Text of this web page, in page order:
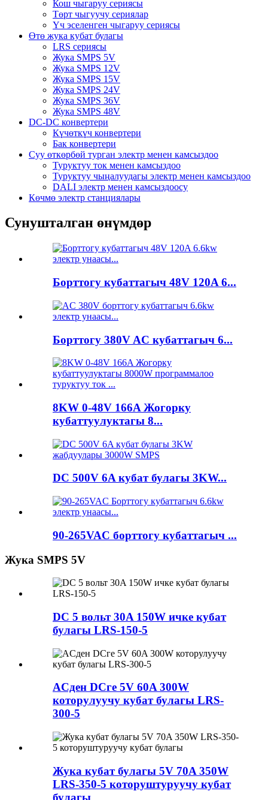
Кош чыгаруу сериясы
Төрт чыгуучу сериялар
Үч эселенген чыгаруу сериясы
Өтө жука кубат булагы
LRS сериясы
Жука SMPS 5V
Жука SMPS 12V
Жука SMPS 15V
Жука SMPS 24V
Жука SMPS 36V
Жука SMPS 48V
DC-DC конвертери
Күчөткүч конвертери
Бак конвертери
Суу өткөрбөй турган электр менен камсыздоо
Туруктуу ток менен камсыздоо
Туруктуу чыңалуудагы электр менен камсыздоо
DALI электр менен камсыздоосу
Көчмө электр станциялары
Сунушталган өнүмдөр
Борттогу кубаттагыч 48V 120A 6...
Борттогу 380V AC кубаттагыч 6...
8KW 0-48V 166A Жогорку
кубаттуулуктагы 8...
DC 500V 6A кубат булагы 3KW...
90-265VAC борттогу кубаттагыч ...
Жука SMPS 5V
DC 5 вольт 30A 150W ичке кубат
булагы LRS-150-5
ACден DCге 5V 60A 300W
которулуучу кубат булагы LRS-
300-5
Жука кубат булагы 5V 70A 350W
LRS-350-5 которуштуруучу кубат
булагы